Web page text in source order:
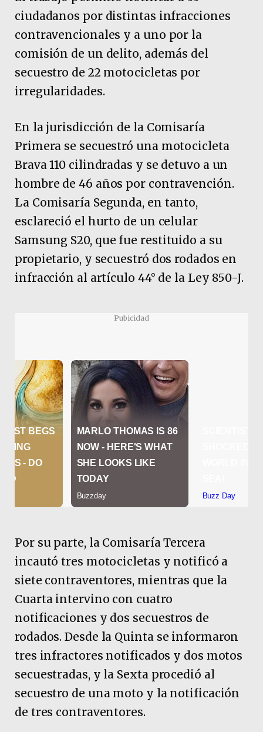
ciudadanos por distintas infracciones
contravencionales y a uno por la
comisión de un delito, además del
secuestro de 22 motocicletas por
irregularidades.
En la jurisdicción de la Comisaría
Primera se secuestró una motocicleta
Brava 110 cilindradas y se detuvo a un
hombre de 46 años por contravención.
La Comisaría Segunda, en tanto,
esclareció el hurto de un celular
Samsung S20, que fue restituido a su
propietario, y secuestró dos rodados en
infracción al artículo 44° de la Ley 850-J.
Pubicidad
Por su parte, la Comisaría Tercera
incautó tres motocicletas y notificó a
siete contraventores, mientras que la
Cuarta intervino con cuatro
notificaciones y dos secuestros de
rodados. Desde la Quinta se informaron
tres infractores notificados y dos motos
secuestradas, y la Sexta procedió al
secuestro de una moto y la notificación
de tres contraventores.